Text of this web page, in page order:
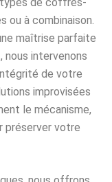
ou à combinaison.
maîtrise parfaite
nous intervenons
de votre
improvisées
le mécanisme,
préserver votre